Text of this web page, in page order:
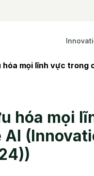
hóa mọi lĩnh vực trong
hóa mọi
AI